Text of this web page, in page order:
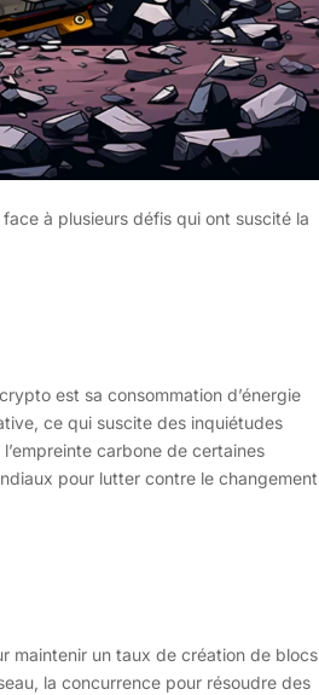
à plusieurs défis qui ont suscité la
est sa consommation d’énergie
ce qui suscite des inquiétudes
carbone de certaines
pour lutter contre le changement
maintenir un taux de création de blocs
la concurrence pour résoudre des